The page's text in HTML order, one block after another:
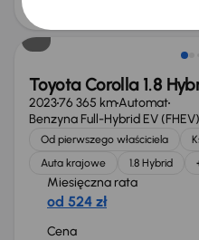
Toyota Corolla 1.8
202376 365 kmAutomat
Benzyna Full-Hybrid EV
Od pierwszego właściciela
Auta krajowe
1.8 Hybrid
Miesięczna rata
od 524 zł
Cena